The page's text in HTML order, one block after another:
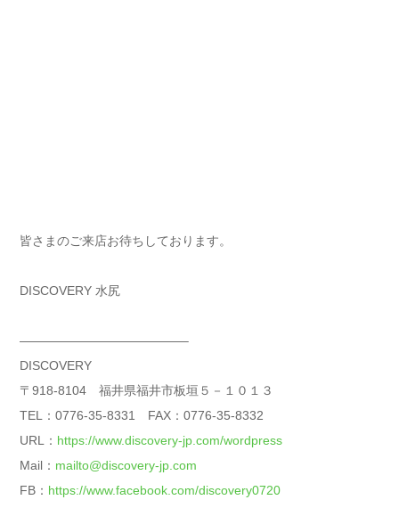
皆さまのご来店お待ちしております。
DISCOVERY 水尻
—————————————–
DISCOVERY
〒918-8104 福井県福井市板垣５－１０１３
TEL：0776-35-8331 FAX：0776-35-8332
URL： https://www.discovery-jp.com/wordpress
Mail： mailto@discovery-jp.com
FB： https://www.facebook.com/discovery0720